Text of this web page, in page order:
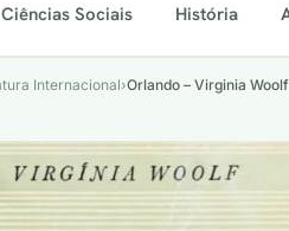
Ciências Sociais História
Internacional›Orlando – Virginia Woolf